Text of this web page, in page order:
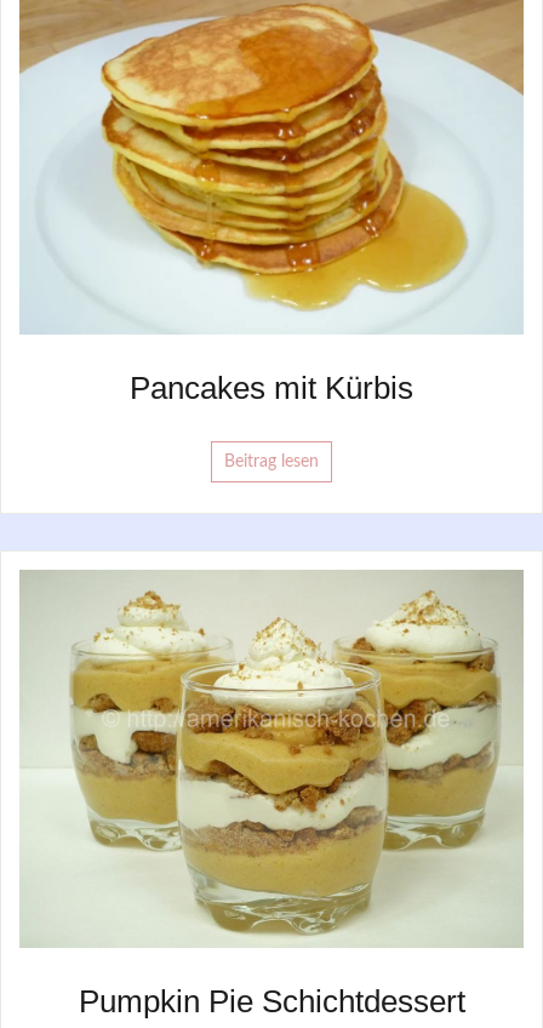
Pancakes mit Kürbis
Beitrag lesen
Pumpkin Pie Schichtdessert